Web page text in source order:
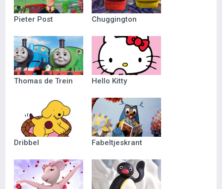
Pieter Post Chuggington
Thomas de Trein Hello Kitty
Dribbel Fabeltjeskrant